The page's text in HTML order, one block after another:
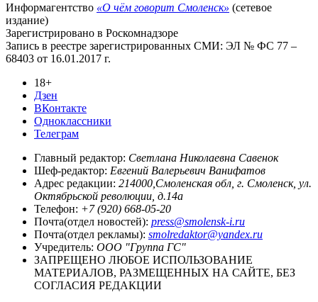
Информагентство «О чём говорит Смоленск» (сетевое
издание)
Зарегистрировано в Роскомнадзоре
Запись в реестре зарегистрированных СМИ: ЭЛ № ФС 77 –
68403 от 16.01.2017 г.
18+
Дзен
ВКонтакте
Одноклассники
Телеграм
Главный редактор: Светлана Николаевна Савенок
Шеф-редактор: Евгений Валерьевич Ванифатов
Адрес редакции: 214000,Смоленская обл, г. Смоленск, ул.
Октябрьской революции, д.14а
Телефон: +7 (920) 668-05-20
Почта(отдел новостей): press@smolensk-i.ru
Почта(отдел рекламы): smolredaktor@yandex.ru
Учредитель: ООО "Группа ГС"
ЗАПРЕЩЕНО ЛЮБОЕ ИСПОЛЬЗОВАНИЕ
МАТЕРИАЛОВ, РАЗМЕЩЕННЫХ НА САЙТЕ, БЕЗ
СОГЛАСИЯ РЕДАКЦИИ